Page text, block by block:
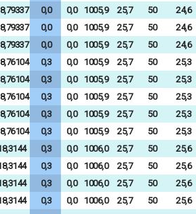
0,0 0,0 1005,9 25,7 50
24,6
0,0 0,0 1005,9 25,7 50
24,6
0,0 0,0 1005,9 25,7 50
24,6
0,3 0,0 1005,9 25,7 50
25,3
0,3 0,0 1005,9 25,7 50
25,3
0,3 0,0 1005,9 25,7 50
25,3
0,3 0,0 1005,9 25,7 50
25,3
0,3 0,0 1005,9 25,7 50
25,3
0,3 0,0 1006,0 25,7 50
25,6
0,3 0,0 1006,0 25,7 50
25,6
0,3 0,0 1006,0 25,7 50
25,6
0,3 0,0 1006,0 25,7 50
25,6